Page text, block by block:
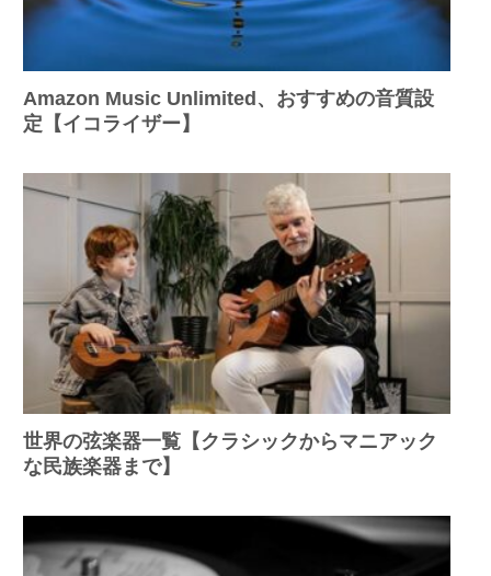
Amazon Music Unlimited、おすすめの音質設
定【イコライザー】
世界の弦楽器一覧【クラシックからマニアック
な民族楽器まで】